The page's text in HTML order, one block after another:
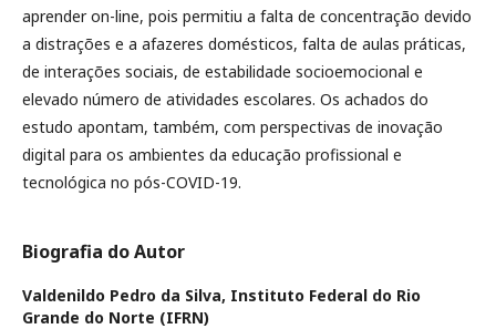
aprender on-line, pois permitiu a falta de concentração devido
a distrações e a afazeres domésticos, falta de aulas práticas,
de interações sociais, de estabilidade socioemocional e
elevado número de atividades escolares. Os achados do
estudo apontam, também, com perspectivas de inovação
digital para os ambientes da educação profissional e
tecnológica no pós-COVID-19.
Biografia do Autor
Valdenildo Pedro da Silva, Instituto Federal do Rio
Grande do Norte (IFRN)